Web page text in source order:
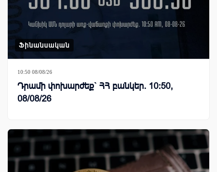
Ֆինանսական
10:50 08/08/26
Դրամի փոխարժեք` ՀՀ բանկեր. 10:50,
08/08/26